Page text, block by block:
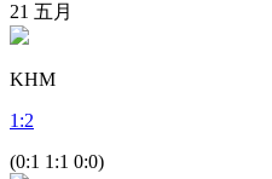
21 五月
KHM
1 :2
(0:1 1:1 0:0)